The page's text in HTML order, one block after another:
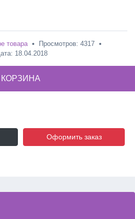
товара
Просмотров: 4317
18.04.2018
КОРЗИНА
Оформить заказ